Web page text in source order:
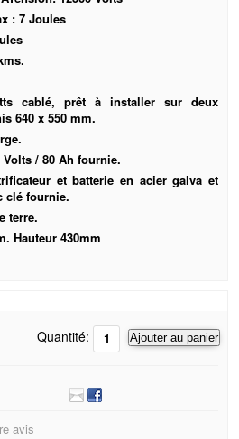
: 7 Joules
cablé, prêt à installer sur deux
640 x 550 mm.
/ 80 Ah fournie.
et batterie en acier galva et
clé fournie.
terre.
Hauteur 430mm​
Quantité: Ajouter au panier
avis